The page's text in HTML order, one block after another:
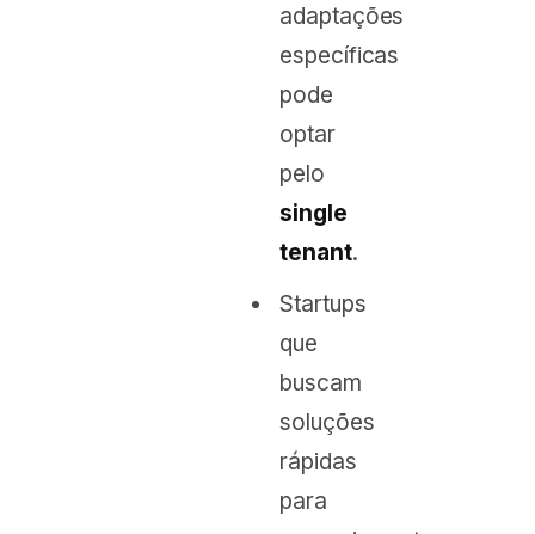
adaptações
específicas
pode
optar
pelo
single
tenant.
Startups
que
buscam
soluções
rápidas
para